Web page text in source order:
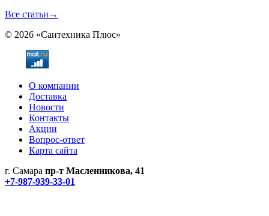
Все статьи →
© 2026 «Сантехника Плюс»
О компании
Доставка
Новости
Контакты
Акции
Вопрос-ответ
Карта сайта
г. Самара пр-т Масленникова, 41
+7-987-939-33-01